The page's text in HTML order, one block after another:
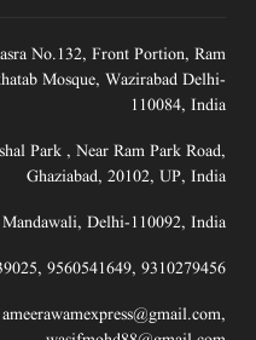
No.132, Front Portion, Ram
Mosque, Wazirabad Delhi-
110084, India
Park , Near Ram Park Road,
Ghaziabad, 20102, UP, India
Delhi-110092, India
, 9560541649, 9310279456
ameerawamexpress@gmail.com,